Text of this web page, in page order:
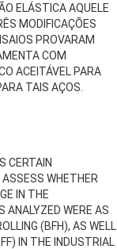
ELÁSTICA AQUELE
MODIFICAÇÕES
PROVARAM
COM
ACEITÁVEL PARA
TAIS AÇOS.
CERTAIN
WHETHER
IN THE
ANALYZED WERE AS
(BFH), AS WELL
IN THE INDUSTRIAL